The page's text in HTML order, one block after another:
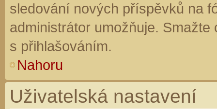
sledování nových příspěvků na
administrátor umožňuje.
s přihlašováním.
Nahoru
Uživatelská nastavení